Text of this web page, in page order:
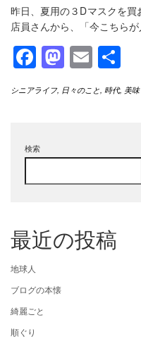
昨日、夏用の３Dマスクを買
店員さんから、「今こちらが
Facebook
Email
シニアライフ, 日々のこと, 時代, 美
検索
最近の投稿
地球人
ブログの本懐
綺麗ごと
順ぐり